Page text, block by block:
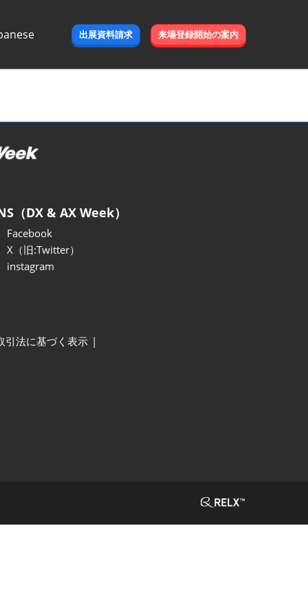
出展資料請求 来場登録開始の案内
（DX & AX Week）
Facebook
X（旧:Twitter）
instagram
引法に基づく表示